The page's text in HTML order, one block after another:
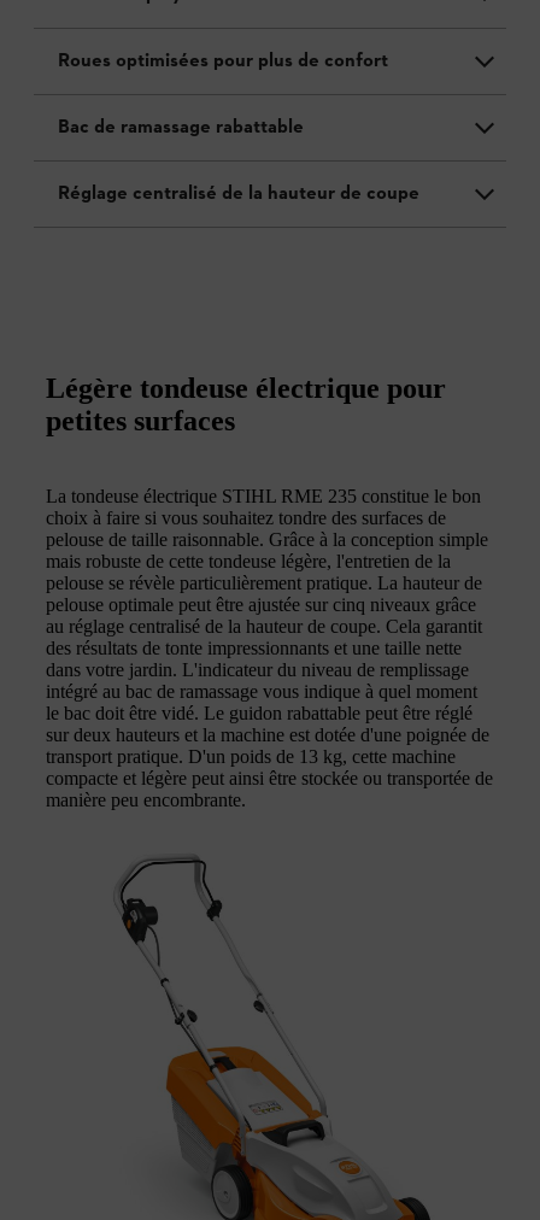
Roues optimisées pour plus de confort
Bac de ramassage rabattable
Réglage centralisé de la hauteur de coupe
Légère tondeuse électrique pour
petites surfaces
La tondeuse électrique STIHL RME 235 constitue le bon
choix à faire si vous souhaitez tondre des surfaces de
pelouse de taille raisonnable. Grâce à la conception simple
mais robuste de cette tondeuse légère, l'entretien de la
pelouse se révèle particulièrement pratique. La hauteur de
pelouse optimale peut être ajustée sur cinq niveaux grâce
au réglage centralisé de la hauteur de coupe. Cela garantit
des résultats de tonte impressionnants et une taille nette
dans votre jardin. L'indicateur du niveau de remplissage
intégré au bac de ramassage vous indique à quel moment
le bac doit être vidé. Le guidon rabattable peut être réglé
sur deux hauteurs et la machine est dotée d'une poignée de
transport pratique. D'un poids de 13 kg, cette machine
compacte et légère peut ainsi être stockée ou transportée de
manière peu encombrante.